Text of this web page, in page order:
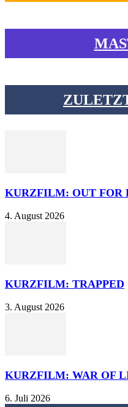
KURZFILM: OUT FOR
4. August 2026
KURZFILM: TRAPPED
3. August 2026
KURZFILM: WAR OF
6. Juli 2026